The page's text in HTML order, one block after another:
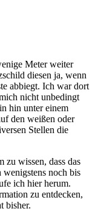
Meter weiter
diesen ja, wenn
abbiegt. Ich war dort
nicht unbedingt
hin unter einem
den weißen oder
Stellen die
zu wissen, dass das
wenigstens noch bis
ich hier herum.
zu entdecken,
bisher.